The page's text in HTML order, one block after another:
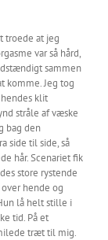
troede at jeg
var så hård,
sammen
komme. Jeg tog
klit
stråle af væske
bag den
side til side, så
hår. Scenariet fik
store rystende
hende og
lå helt stille i
tid. På et
træt til mig.